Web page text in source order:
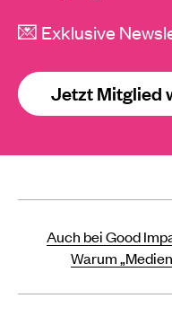
💌 Exklusive
Jetzt Mitglied
Auch bei Good
Warum